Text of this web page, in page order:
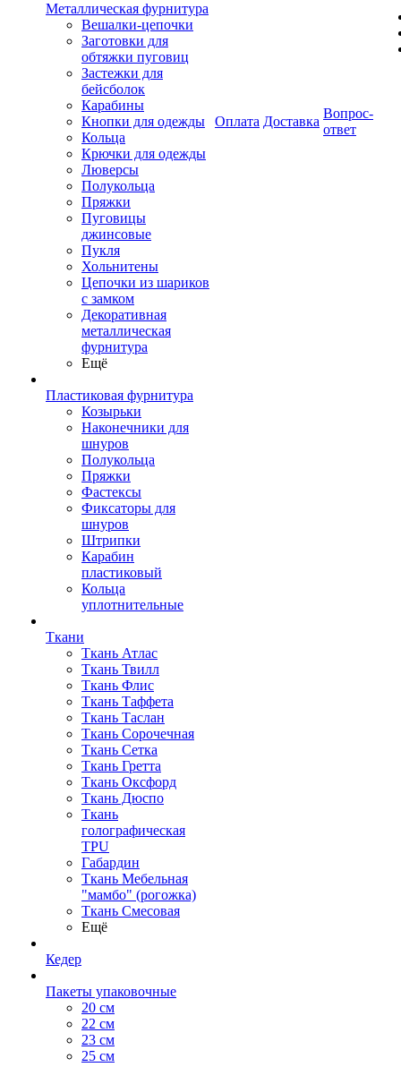
Металлическая фурнитура
Вешалки-цепочки
Заготовки для
обтяжки пуговиц
Застежки для
бейсболок
Карабины
Кнопки для одежды
Кольца
Крючки для одежды
Люверсы
Полукольца
Пряжки
Пуговицы
джинсовые
Пукля
Хольнитены
Цепочки из шариков
с замком
Декоративная
металлическая
фурнитура
Ещё
Пластиковая фурнитура
Козырьки
Наконечники для
шнуров
Полукольца
Пряжки
Фастексы
Фиксаторы для
шнуров
Штрипки
Карабин
пластиковый
Кольца
уплотнительные
Ткани
Ткань Атлас
Ткань Твилл
Ткань Флис
Ткань Таффета
Ткань Таслан
Ткань Сорочечная
Ткань Сетка
Ткань Гретта
Ткань Оксфорд
Ткань Дюспо
Ткань
голографическая
TPU
Габардин
Ткань Мебельная
"мамбо" (рогожка)
Ткань Смесовая
Ещё
Кедер
Пакеты упаковочные
20 см
22 см
23 см
25 см
Оплата Доставка
Вопрос-
ответ